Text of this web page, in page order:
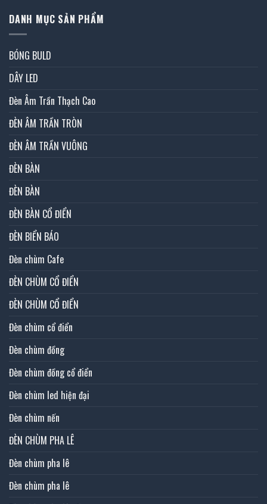
DANH MỤC SẢN PHẨM
BÓNG BULD
DÂY LED
Đèn Âm Trần Thạch Cao
ĐÈN ÂM TRẦN TRÒN
ĐÈN ÂM TRẦN VUÔNG
ĐÈN BÀN
ĐÈN BÀN
ĐÈN BÀN CỔ ĐIỂN
ĐÈN BIỂN BÁO
Đèn chùm Cafe
ĐÈN CHÙM CỔ ĐIỂN
ĐÈN CHÙM CỔ ĐIỂN
Đèn chùm cổ điển
Đèn chùm đồng
Đèn chùm đồng cổ điển
Đèn chùm led hiện đại
Đèn chùm nến
ĐÈN CHÙM PHA LÊ
Đèn chùm pha lê
Đèn chùm pha lê